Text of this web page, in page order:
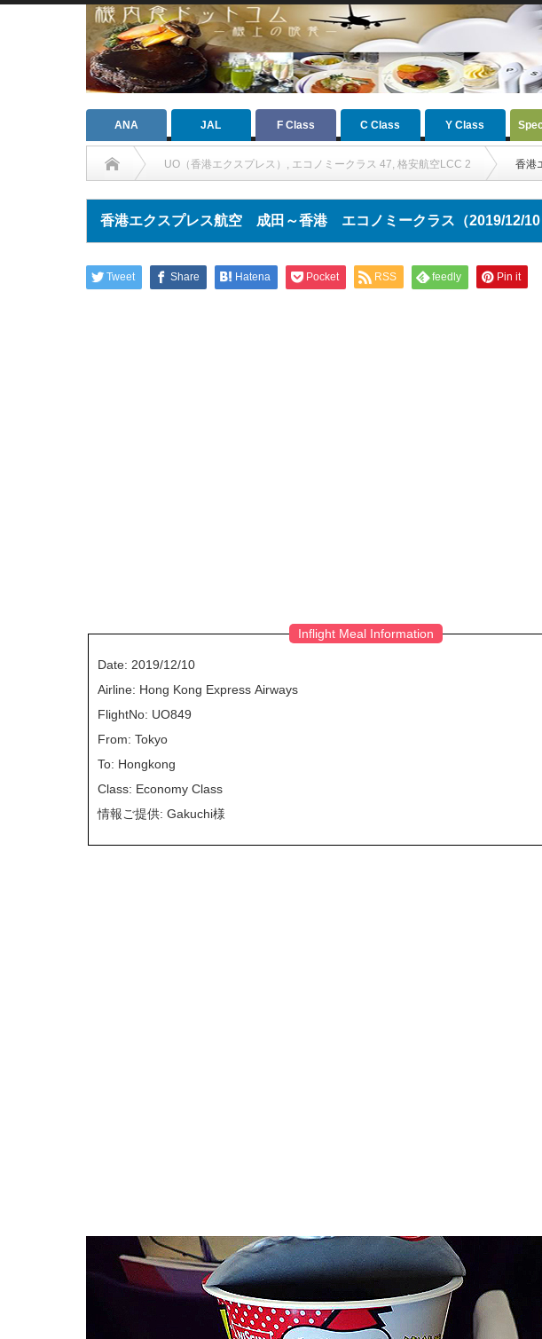
ANA JAL F Class C Class Y Class
UO（香港エクスプレス） , エコノミークラス 47, 格安航空LCC 2 香港
香港エクスプレス航空 成田～香港 エコノミークラス（2019/12/10
Tweet Share Hatena Pocket RSS feedly Pin it
Inflight Meal Information
Date: 2019/12/10
Airline: Hong Kong Express Airways
FlightNo: UO849
From: Tokyo
To: Hongkong
Class: Economy Class
情報ご提供: Gakuchi様